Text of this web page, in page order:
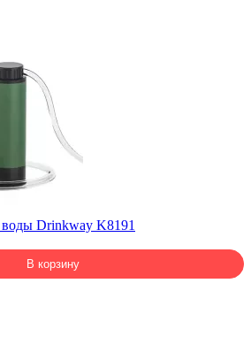
Drinkway K8191
В корзину